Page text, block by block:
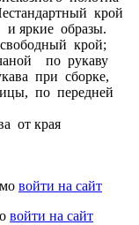
крой
яркие образы.
крой;
по рукаву
при сборке,
по передней
от края
войти на сайт
войти на сайт